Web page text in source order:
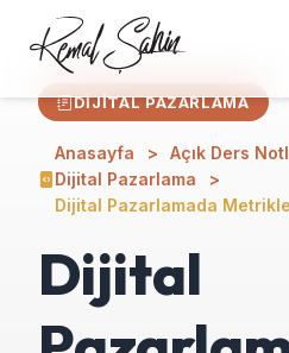
DIJITAL PAZARLAMA
Anasayfa
Açık Ders
Dijital Pazarlama
Dijital Pazarlamada
Dijital